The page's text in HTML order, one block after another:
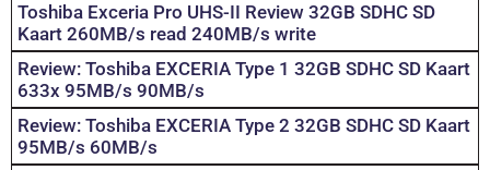
Toshiba Exceria Pro UHS-II Review 32GB SDHC SD
Kaart 260MB/s read 240MB/s write
Review: Toshiba EXCERIA Type 1 32GB SDHC SD Kaart
633x 95MB/s 90MB/s
Review: Toshiba EXCERIA Type 2 32GB SDHC SD Kaart
95MB/s 60MB/s